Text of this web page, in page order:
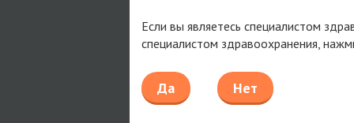
Если вы являетесь специалистом
специалистом здравоохранения,
Да Нет